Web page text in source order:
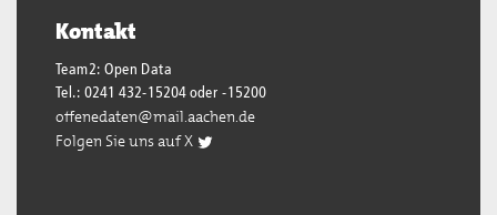
Kontakt
Team2: Open Data
Tel.: 0241 432-15204 oder -15200
offenedaten@mail.aachen.de
Folgen Sie uns auf X